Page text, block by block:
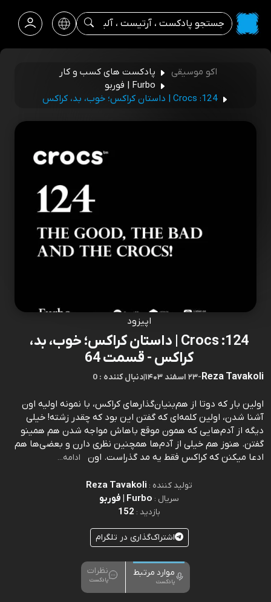
اکو موسیقی
پادکست‌ های کسب‌ و کار
Furbo | فوربو
124: Crocs | داستان کراکس؛ خوب، بد، کراکس
اپیزود
124: Crocs | داستان کراکس؛ خوب، بد،
کراکس - قسمت 64
Reza Tavakoli
-۲۳ اسفند ۱۴۰۳ |0 : دنبال کننده
اولین بار که دوتا از هم‌بنیان‌گذارهای کراکس، با نمونه اولیه اون
آشنا شدن، اولین کلمه‌ای که گفتن این بود که چقدر زشته! خیلی
دیگه از آدم‌هایی که همون موقع باهاش مواجه شدن هم همینو
گفتن. هنوز هم خیلی‌ از آدم‌ها همچنین نظری دارن و بعضی‌ها هم
ادعا میکنن که کراکس فقط یه مد گذراست. اون
ادامه...
تولید کننده : Reza Tavakoli
سریال : Furbo | فوربو
بازدید : 152
اشتراک‌گذاری در تلگرام
موارد مرتبط
پادکست
نظرات
پادکست